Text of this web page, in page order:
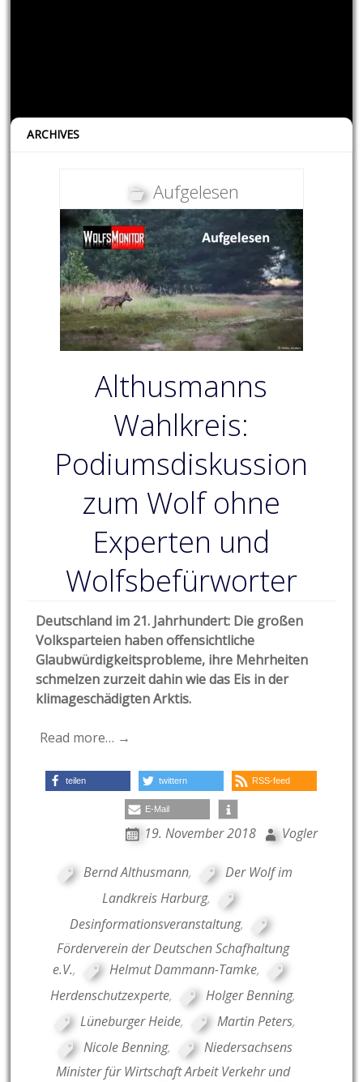
ARCHIVES
Aufgelesen
Althusmanns
Wahlkreis:
Podiumsdiskussion
zum Wolf ohne
Experten und
Wolfsbefürworter
Deutschland im 21. Jahrhundert: Die großen
Volksparteien haben offensichtliche
Glaubwürdigkeitsprobleme, ihre Mehrheiten
schmelzen zurzeit dahin wie das Eis in der
klimageschädigten Arktis.
Read more… →
teilen twittern RSS-feed
E-Mail
19. November 2018 Vogler
Bernd Althusmann,
Der Wolf im
Landkreis Harburg,
Desinformationsveranstaltung,
Förderverein der Deutschen Schafhaltung
e.V., Helmut Dammann-Tamke,
Herdenschutzexperte, Holger Benning,
Lüneburger Heide, Martin Peters,
Nicole Benning,
Niedersachsens
Minister für Wirtschaft Arbeit Verkehr und